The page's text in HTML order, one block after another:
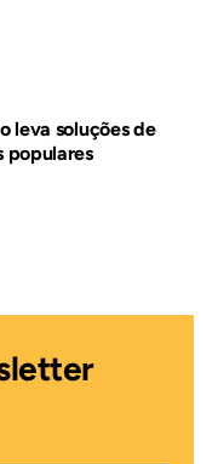
leva soluções de
populares